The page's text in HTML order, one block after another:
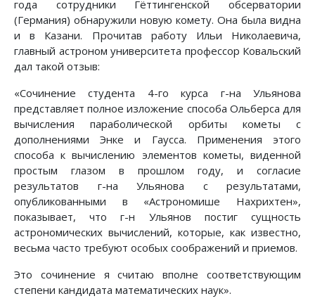
года сотрудники Гёттингенской обсерватории
(Германия) обнаружили новую комету. Она была видна
и в Казани. Прочитав работу Ильи Николаевича,
главный астроном университета профессор Ковальский
дал такой отзыв:
«Сочинение студента 4-го курса г-на Ульянова
представляет полное изложение способа Ольберса для
вычисления параболической орбиты кометы с
дополнениями Энке и Гаусса. Применения этого
способа к вычислению элементов кометы, виденной
простым глазом в прошлом году, и согласие
результатов г-на Ульянова с результатами,
опубликованными в «Астрономише Нахрихтен»,
показывает, что г-н Ульянов постиг сущность
астрономических вычислений, которые, как известно,
весьма часто требуют особых соображений и приемов.
Это сочинение я считаю вполне соответствующим
степени кандидата математических наук».